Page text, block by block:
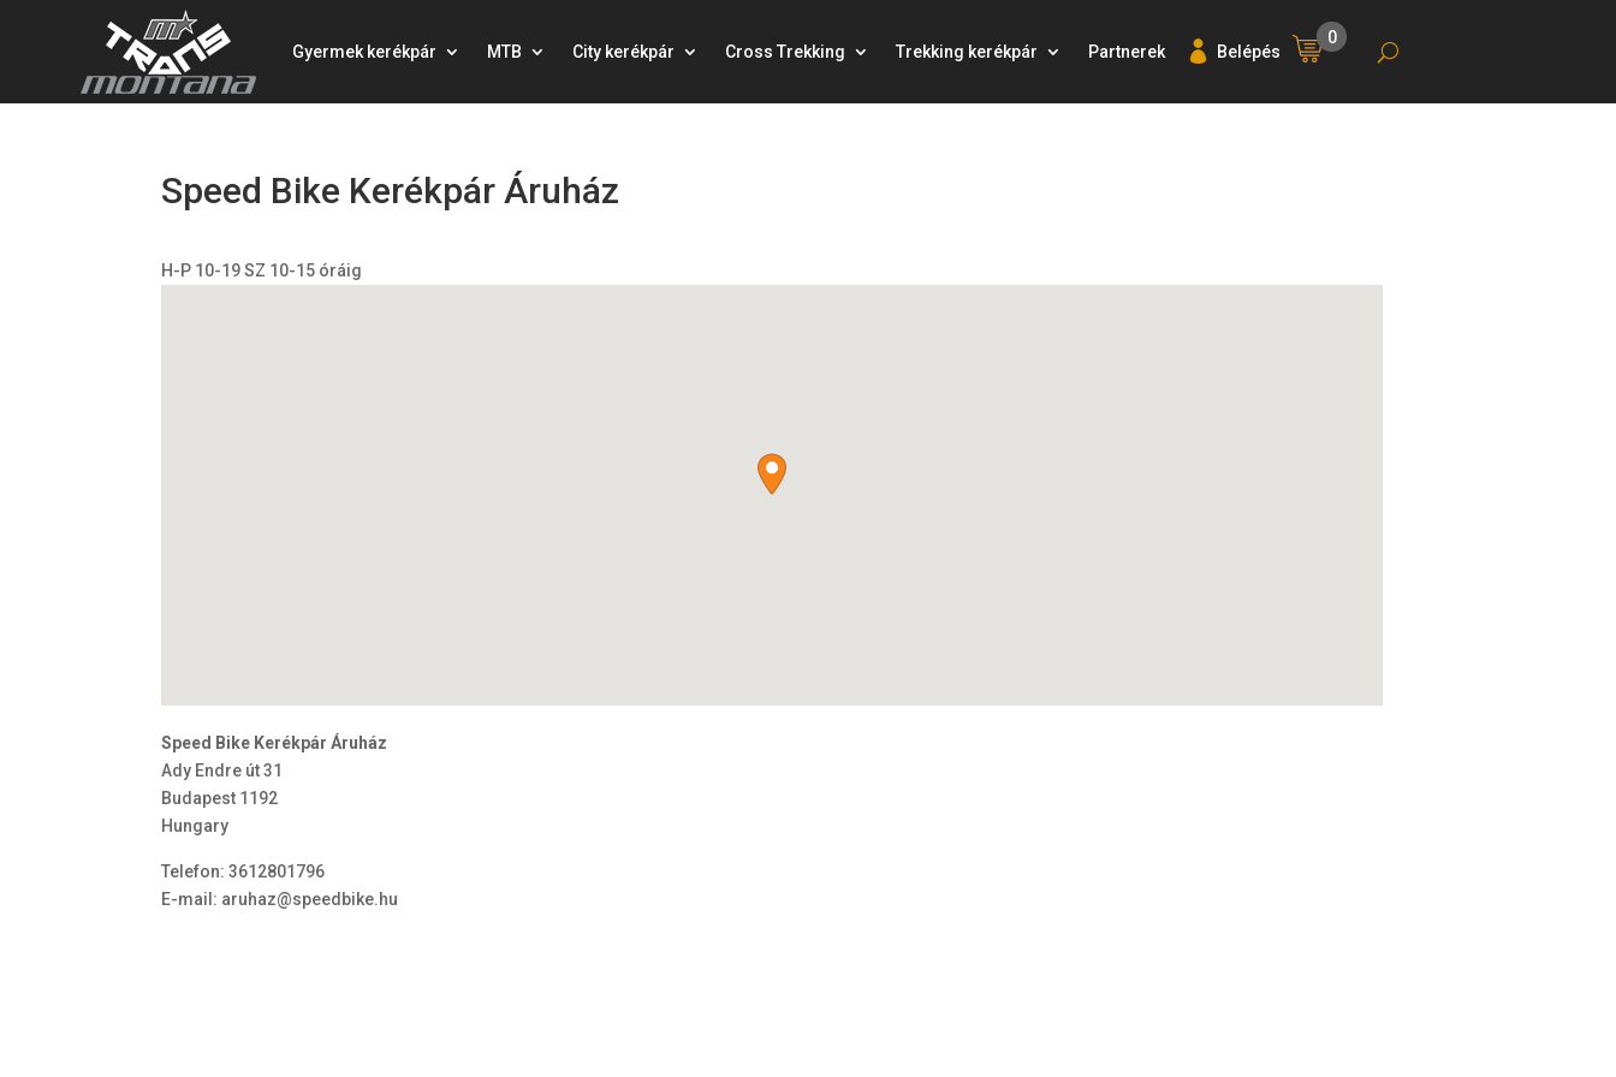
Gyermek kerékpár MTB City kerékpár Cross Trekking Trekking kerékpár Partnerek Belépés
0
Speed Bike Kerékpár Áruház
H-P 10-19 SZ 10-15 óráig
Speed Bike Kerékpár Áruház
Ady Endre út 31
Budapest 1192
Hungary
Telefon:3612801796
E-mail: aruhaz@speedbike.hu